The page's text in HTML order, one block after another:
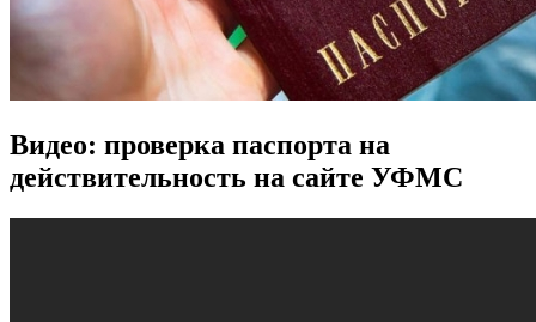
Видео: проверка паспорта на
действительность на сайте УФМС